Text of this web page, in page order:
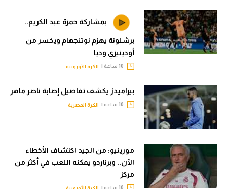
بمشاركة حمزة عبد الكريم..
برشلونة يهزم نوتنجهام ويخسر من
أودينيزي وديا
الكرة الأوروبية
بيراميدز يكشف تفاصيل إصابة ناصر ماهر
الكرة المصرية
مورينيو: من الجيد اكتشاف الأخطاء
الآن.. وبرناردو يمكنه اللعب في أكثر من
مركز